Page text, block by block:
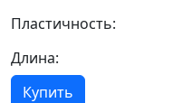
Пластичность:
Длина:
Купить